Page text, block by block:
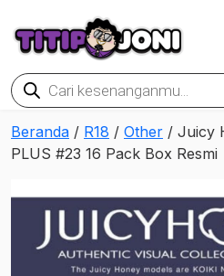
Products
search
Beranda / R18 / Other / Juicy
PLUS #23 16 Pack Box Resmi